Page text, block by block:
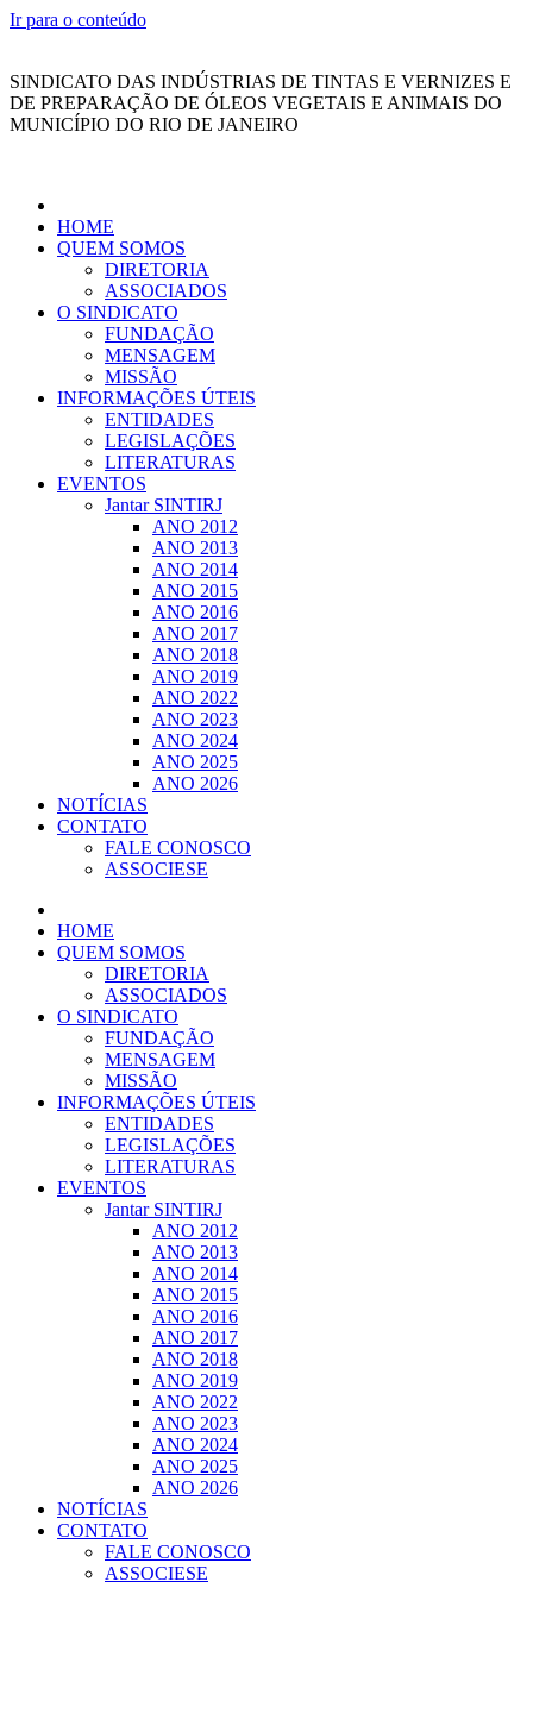
Ir para o conteúdo
SINDICATO DAS INDÚSTRIAS DE TINTAS E VERNIZES E
DE PREPARAÇÃO DE ÓLEOS VEGETAIS E ANIMAIS DO
MUNICÍPIO DO RIO DE JANEIRO
HOME
QUEM SOMOS
DIRETORIA
ASSOCIADOS
O SINDICATO
FUNDAÇÃO
MENSAGEM
MISSÃO
INFORMAÇÕES ÚTEIS
ENTIDADES
LEGISLAÇÕES
LITERATURAS
EVENTOS
Jantar SINTIRJ
ANO 2012
ANO 2013
ANO 2014
ANO 2015
ANO 2016
ANO 2017
ANO 2018
ANO 2019
ANO 2022
ANO 2023
ANO 2024
ANO 2025
ANO 2026
NOTÍCIAS
CONTATO
FALE CONOSCO
ASSOCIESE
HOME
QUEM SOMOS
DIRETORIA
ASSOCIADOS
O SINDICATO
FUNDAÇÃO
MENSAGEM
MISSÃO
INFORMAÇÕES ÚTEIS
ENTIDADES
LEGISLAÇÕES
LITERATURAS
EVENTOS
Jantar SINTIRJ
ANO 2012
ANO 2013
ANO 2014
ANO 2015
ANO 2016
ANO 2017
ANO 2018
ANO 2019
ANO 2022
ANO 2023
ANO 2024
ANO 2025
ANO 2026
NOTÍCIAS
CONTATO
FALE CONOSCO
ASSOCIESE